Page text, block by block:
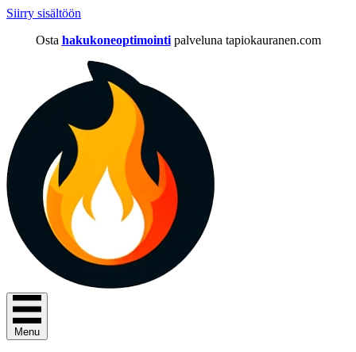
Siirry sisältöön
Osta hakukoneoptimointi palveluna tapiokauranen.com
Menu